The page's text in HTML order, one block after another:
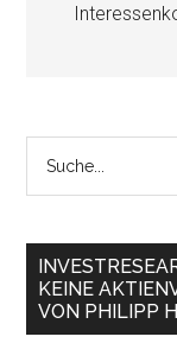
KEINE
VON PHILIPP